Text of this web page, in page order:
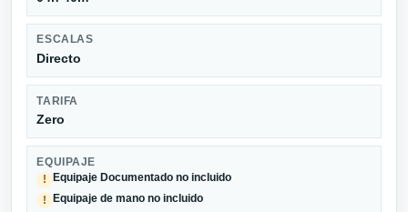
ESCALAS
Directo
TARIFA
Zero
EQUIPAJE
!
Equipaje Documentado no incluido
! Equipaje de mano no incluido